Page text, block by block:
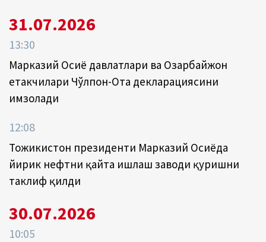
31.07.2026
13:30
Марказий Осиё давлатлари ва Озарбайжон
етакчилари Чўлпон-Ота декларациясини
имзолади
12:08
Тожикистон президенти Марказий Осиёда
йирик нефтни қайта ишлаш заводи қуришни
таклиф қилди
30.07.2026
10:05